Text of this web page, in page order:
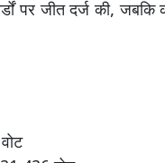
पर जीत दर्ज की,